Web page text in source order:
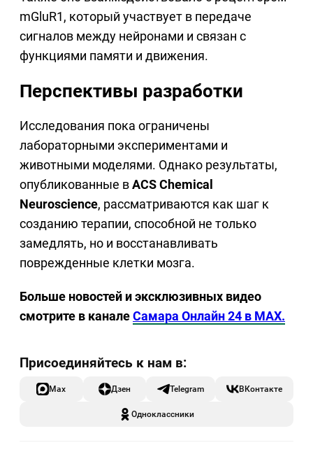
mGluR1, который участвует в передаче
сигналов между нейронами и связан с
функциями памяти и движения.
Перспективы разработки
Исследования пока ограничены
лабораторными экспериментами и
животными моделями. Однако результаты,
опубликованные вACS Chemical
Neuroscience, рассматриваются как шаг к
созданию терапии, способной не только
замедлять, но и восстанавливать
поврежденные клетки мозга.
Больше новостей и эксклюзивных видео
смотрите в каналеСамара Онлайн 24 в MAX.
Max Дзен Telegram ВКонтакте
Одноклассники